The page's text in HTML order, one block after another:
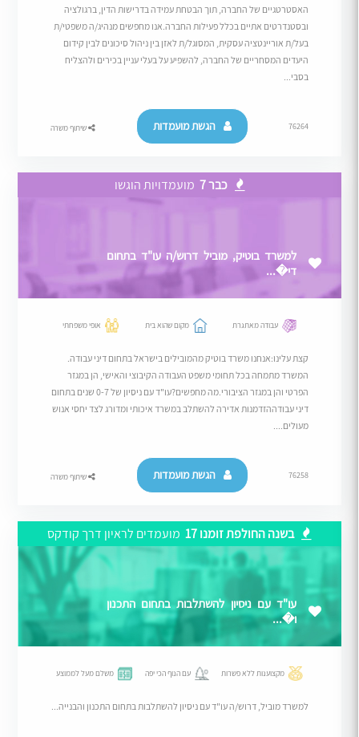
האסטרטגיים של החברה, תוך הבטחת עמידה בדרישות הדין, ברגולציה
ובסטנדרטים אתיים בכלל פעילות החברה.אנו מחפשים מנהיג/ה משפטי/ת
בעל/ת אוריינטציה עסקית, המסוגל/ת לאזן בין ניהול סיכונים לבין קידום
היעדים המסחריים של החברה, להשפיע על בעלי עניין בכירים ולהצליח
בסבי...
76264 הגשת מועמדות שיתוף משרה
כבר 7 מועמדויות הוגשו
למשרד בוטיק, מוביל דרוש/ה עו"ד בתחום
די�...
עבודה מאתגרת מקום שהוא בית אופי משפחתי
קצת עלינו:אנחנו משרד בוטיק מהמובילים בישראל בתחום דיני עבודה.
המשרד מתמחה בכל תחומי משפט העבודה הקיבוצי והאישי, הן במגזר
הפרטי והן במגזר הציבורי.מה מחפשים?עו"ד עם ניסיון של 0-7 שנים בתחום
דיני עבודההזדמנות אדירה להשתלב במשרד איכותי ומדורג לצד יחסי אנוש
מעולים....
76258 הגשת מועמדות שיתוף משרה
בשנה החולפת זומנו 17 מועמדים לראיון דרך קודקס
עו"ד עם ניסיון להשתלבות בתחום התכנון
ו�...
מקצוענות ללא פשרות עם הנוף הכי יפה משלם מעל לממוצע
למשרד מוביל, דרוש/ה עו"ד עם ניסיון להשתלבות בתחום התכנון והבנייה...